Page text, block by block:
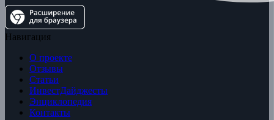
Навигация
О проекте
Отзывы
Статьи
ИнвестДайджесты
Энциклопедия
Контакты